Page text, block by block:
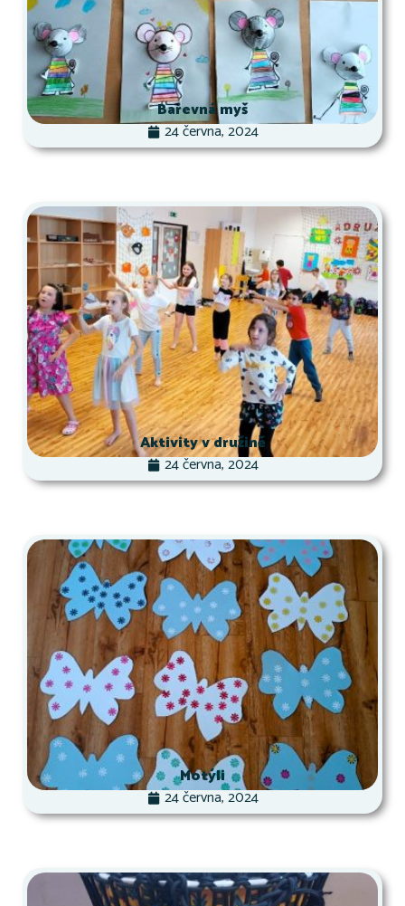
Barevná myš
24 června, 2024
Aktivity v družině
24 června, 2024
Motýli
24 června, 2024